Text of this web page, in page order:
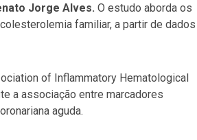
Jorge Alves. O estudo aborda os
familiar, a partir de dados
of Inflammatory Hematological
a associação entre marcadores
aguda.